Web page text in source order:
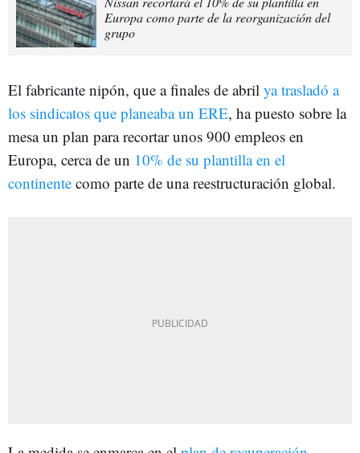
Europa como parte de la reorganización del
grupo
El fabricante nipón, que a finales de abril ya trasladó a
los sindicatos que planeaba un ERE, ha puesto sobre la
mesa un plan para recortar unos 900 empleos en
Europa, cerca de un 10% de su plantilla en el
continente como parte de una reestructuración global.